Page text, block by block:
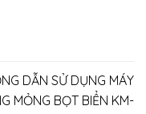
DẪN SỬ DỤNG MÁY
MỎNG BỌT BIỂN KM-